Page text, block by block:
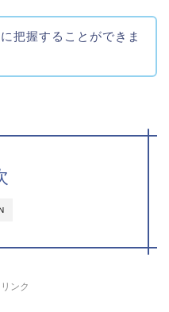
把握することができま
ンク